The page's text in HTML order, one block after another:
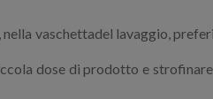
vaschettadel lavaggio,
dose di prodotto e